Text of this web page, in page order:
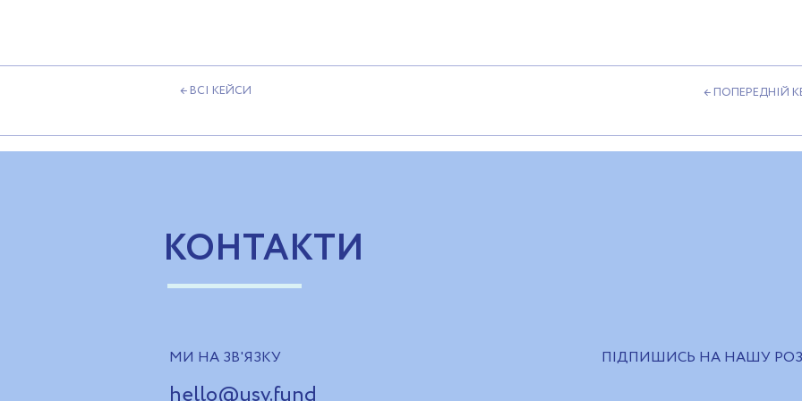
← ВСІ КЕЙСИ ← ПОПЕРЕДНІЙ
КОНТАКТИ
МИ НА ЗВ'ЯЗКУ ПІДПИШИСЬ НА НАШУ